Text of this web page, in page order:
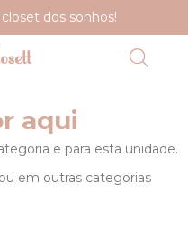
dos sonhos!
aqui
e para esta unidade.
em outras categorias